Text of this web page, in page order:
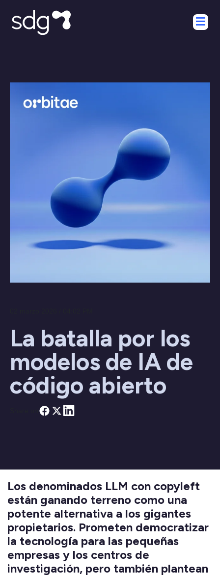
La batalla por los
modelos de IA de
código abierto
Los denominados LLM con copyleft
están ganando terreno como una
potente alternativa a los gigantes
propietarios. Prometen democratizar
la tecnología para las pequeñas
empresas y los centros de
investigación, pero también plantean